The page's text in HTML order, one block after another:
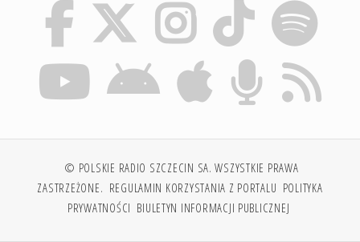
© POLSKIE RADIO SZCZECIN SA. WSZYSTKIE PRAWA
ZASTRZEŻONE. REGULAMIN KORZYSTANIA Z PORTALU POLITYKA
PRYWATNOŚCI BIULETYN INFORMACJI PUBLICZNEJ